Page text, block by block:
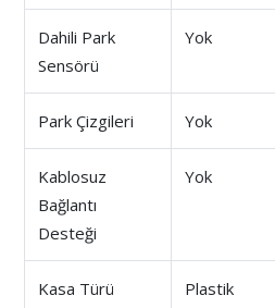
Dahili Park
Sensörü
Yok
Park Çizgileri Yok
Kablosuz
Bağlantı
Desteği
Yok
Kasa Türü Plastik